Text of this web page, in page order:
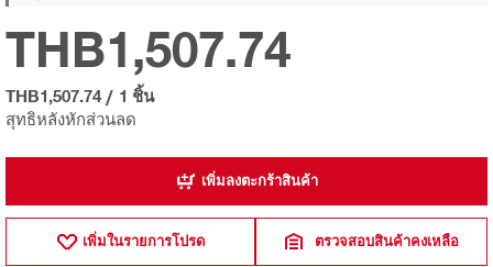
สุทธิหลังหักส่วนลด
THB1,507.74
THB1,507.74 / 1 ชิ้น
เพิ่มลงตะกร้าสินค้า
เพิ่มในรายการโปรด ตรวจสอบสินค้าคงเหลือ